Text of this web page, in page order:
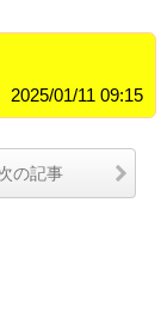
2025/01/11 09:15
の記事